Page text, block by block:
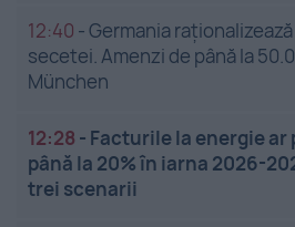
12:40 -Germania
secetei. Amenzi de până la
München
12:28 - Facturile la energie ar
până la 20% în iarna 2026-
trei scenarii